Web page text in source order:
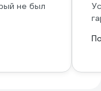
не был